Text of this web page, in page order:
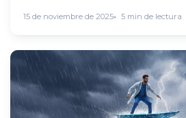
15 de noviembre de 2025 5 min de lectura